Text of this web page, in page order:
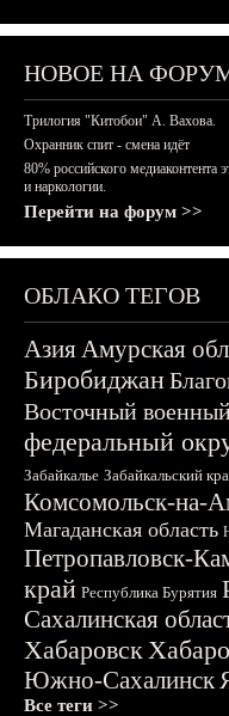
НОВОЕ НА
Трилогия "Китобои" А. Вахова.
Охранник спит - смена идёт
80% российского медиаконтента
и наркологии.
Перейти на форум >>
ОБЛАКО ТЕГОВ
АзияАмурская
Биробиджан
Восточный
федеральный
Забайкалье Забайкальский
Комсомольск-на-
Магаданская область
Петропавловск-
край Республика Бурятия
Сахалинская
Хабаровск
Южно-Сахалинск
Все теги >>